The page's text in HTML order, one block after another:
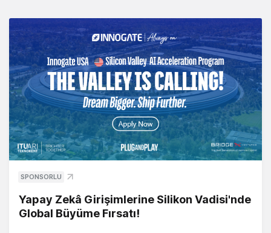
SPONSORLU
Yapay Zekâ Girişimlerine Silikon Vadisi'nde
Global Büyüme Fırsatı!